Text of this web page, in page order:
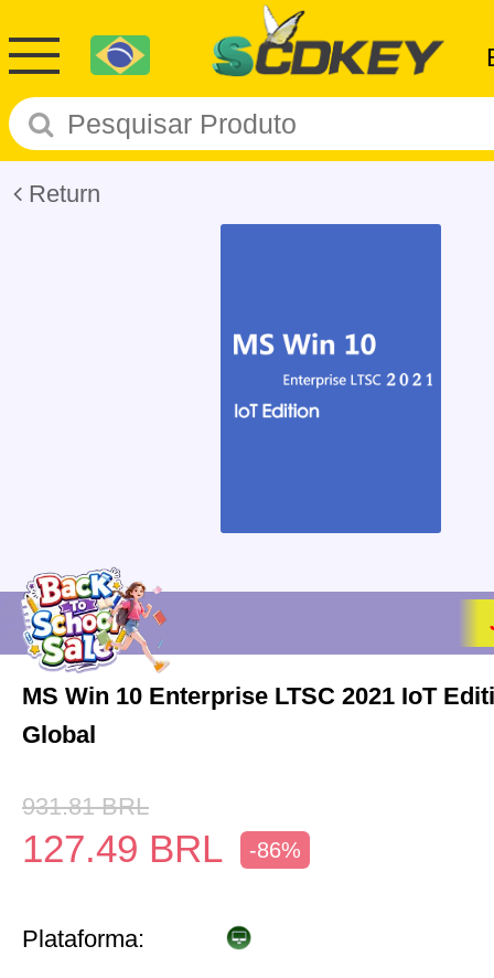
Return
MS Win 10 Enterprise LTSC 2021 IoT
Global
931.81 BRL
127.49 BRL -86%
Plataforma: